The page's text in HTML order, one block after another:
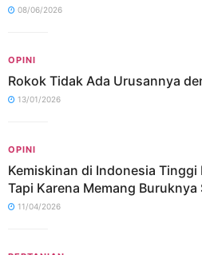
08/06/2026
OPINI
Rokok Tidak Ada Urusannya
13/01/2026
OPINI
Kemiskinan di Indonesia Tinggi
Tapi Karena Memang Buruknya
11/04/2026